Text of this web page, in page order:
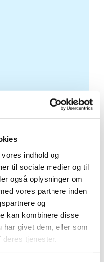
indhold og
til sociale medier og til
også oplysninger om
vores partnere inden
og
kan kombinere disse
har givet dem, eller som
tjenester.